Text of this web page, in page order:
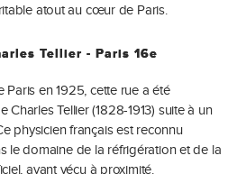
atout au cœur de Paris.
Tellier - Paris 16e
en 1925, cette rue a été
Tellier (1828-1913) suite à un
physicien français est reconnu
le domaine de la réfrigération et de la
ayant vécu à proximité.